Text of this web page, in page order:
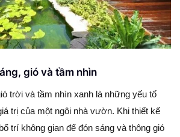
gió và tầm nhìn
trời và tầm nhìn xanh là những yếu tố
trị của một ngôi nhà vườn. Khi thiết kế
trí không gian để đón sáng và thông gió